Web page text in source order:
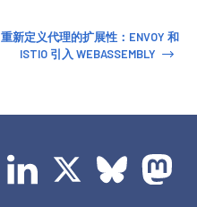
重新定义代理的扩展性：ENVOY 和
ISTIO 引入 WEBASSEMBLY